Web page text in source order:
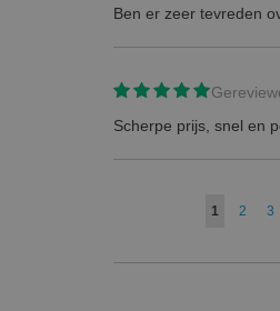
Ben er zeer tevreden
Scherpe prijs, snel en
Pagina
U lees
1 Pagina
2 3